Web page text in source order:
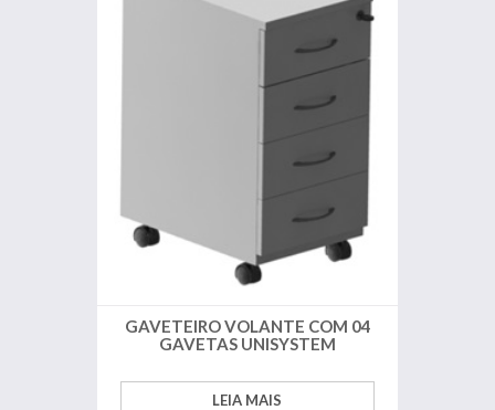
GAVETEIRO VOLANTE COM 04
GAVETAS UNISYSTEM
LEIA MAIS